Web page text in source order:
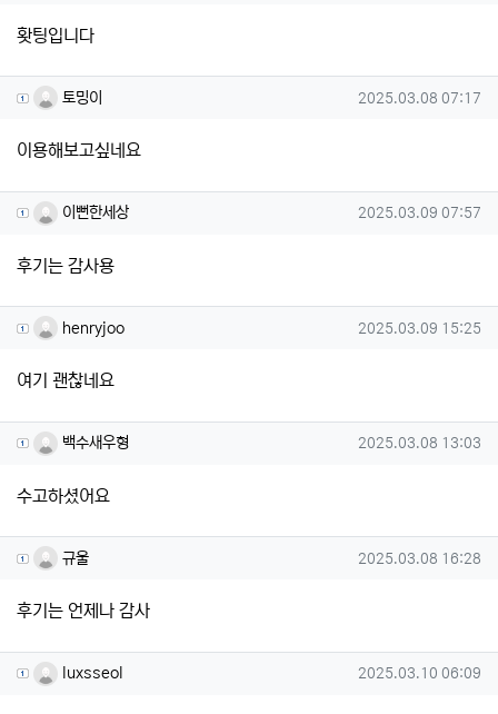
홧팅입니다
토밍이님의 댓글
토밍이 작성일
2025.03.08 07:17
이용해보고싶네요
이뻔한세상님의 댓글
이뻔한세상 작성일
2025.03.09 07:57
후기는 감사용
henryjoo님의 댓글
henryjoo 작성일
2025.03.09 15:25
여기 괜찮네요
백수새우형님의 댓글
백수새우형 작성일
2025.03.08 13:03
수고하셨어요
규울님의 댓글
규울 작성일
2025.03.08 16:28
후기는 언제나 감사
luxsseol님의 댓글
luxsseol 작성일
2025.03.10 06:09